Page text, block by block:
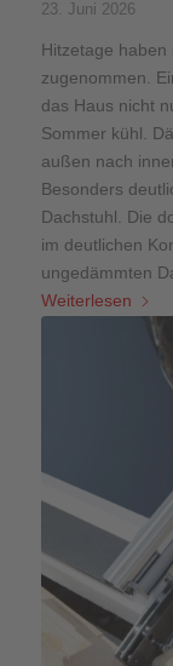
23. Juni 2026
Hitzetage
zugenommen.
das Haus nicht
Sommer kühl.
außen nach
Besonders
Dachstuhl. Die
im deutlichen
ungedämmten
Weiterlesen